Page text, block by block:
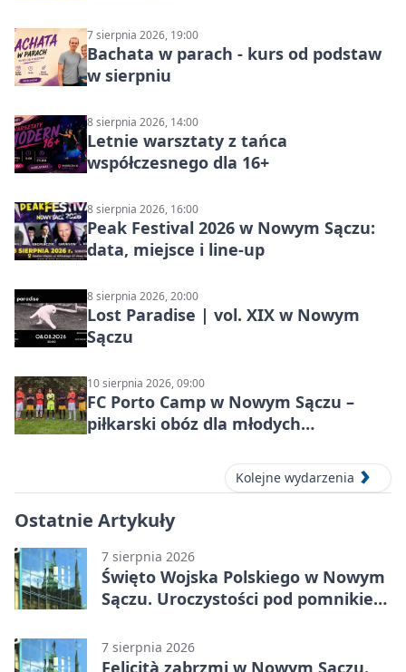
7 sierpnia 2026, 19:00
Bachata w parach - kurs od podstaw
w sierpniu
8 sierpnia 2026, 14:00
Letnie warsztaty z tańca
współczesnego dla 16+
8 sierpnia 2026, 16:00
Peak Festival 2026 w Nowym Sączu:
data, miejsce i line-up
8 sierpnia 2026, 20:00
Lost Paradise | vol. XIX w Nowym
Sączu
10 sierpnia 2026, 09:00
FC Porto Camp w Nowym Sączu –
piłkarski obóz dla młodych
Kolejne wydarzenia
Ostatnie Artykuły
7 sierpnia 2026
Święto Wojska Polskiego w Nowym
Sączu. Uroczystości pod pomnikiem
7 sierpnia 2026